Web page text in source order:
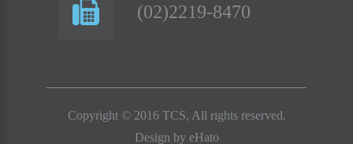
(02)2219-8470
Copyright © 2016 TCS, All rights reserved.
Design by eHato